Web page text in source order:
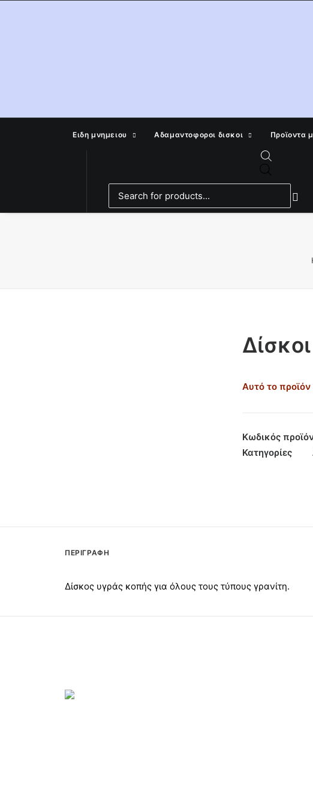
Ειδη μνημειου Αδαμαντοφοροι δισκοι Προϊοντα
search
Αυτό το προϊόν
Κωδικός
Κατηγορίες
ΠΕΡΙΓΡΑΦΉ
Δίσκος υγράς κοπής για όλους τους τύπους γρανίτη.